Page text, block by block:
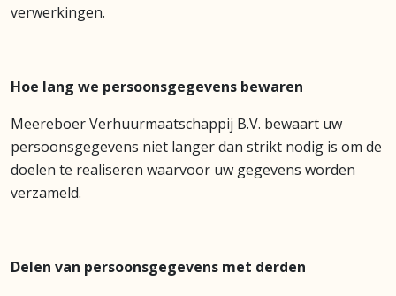
verwerkingen.
Hoe lang we persoonsgegevens bewaren
Meereboer Verhuurmaatschappij B.V. bewaart uw
persoonsgegevens niet langer dan strikt nodig is om de
doelen te realiseren waarvoor uw gegevens worden
verzameld.
Delen van persoonsgegevens met derden